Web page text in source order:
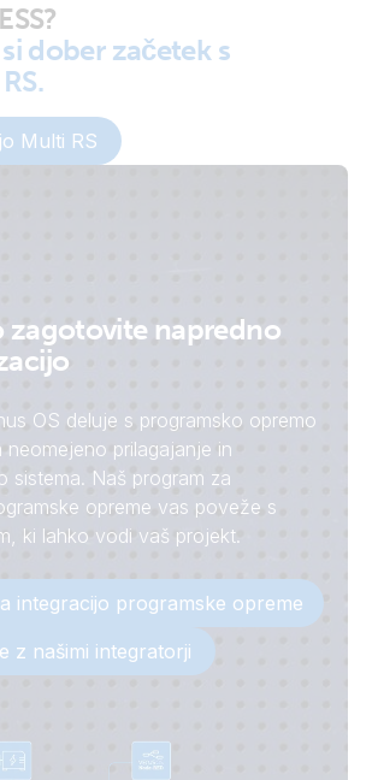
dober začetek s
Multi RS
zagotovite napredno
OS deluje s programsko opremo
neomejeno prilagajanje in
sistema. Naš program za
opreme vas poveže s
ki lahko vodi vaš projekt.
integracijo programske opreme
z našimi integratorji